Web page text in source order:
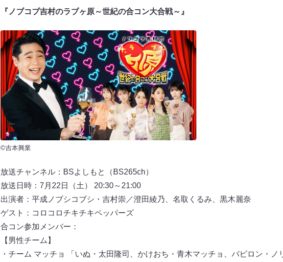
『ノブコブ吉村のラブヶ原～世紀の合コン大合戦～』
©吉本興業
放送チャンネル：BSよしもと（BS265ch）
放送日時：7月22日（土） 20:30～21:00
出演者：平成ノブシコブシ・吉村崇／澄田綾乃、名取くるみ、黒木麗奈
ゲスト：コロコロチキチキペッパーズ
合コン参加メンバー：
【男性チーム】
・チーム マッチョ 「いぬ・太田隆司、かけおち・青木マッチョ、バビロン・ノ